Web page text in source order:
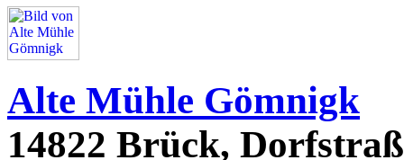
Alte Mühle Gömnigk
14822 Brück,